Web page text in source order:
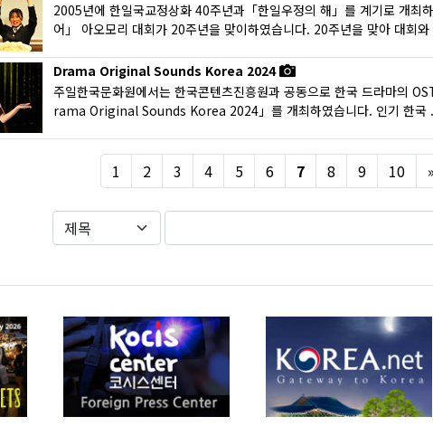
2005년에 한일국교정상화 40주년과「한일우정의 해」를 계기로 개최
어」 아오모리 대회가 20주년을 맞이하였습니다. 20주년을 맞아 대회
Drama Original Sounds Korea 2024
주일한국문화원에서는 한국콘텐츠진흥원과 공동으로 한국 드라마의
rama Original Sounds Korea 2024」를 개최하였습니다. 인기 한국
1 2 3 4 5 6 7 8 9 10 »